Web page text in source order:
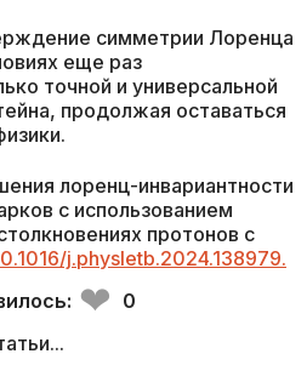
симметрии Лоренца
еще раз
точной и универсальной
продолжая оставаться
лоренц-инвариантности
с использованием
протонов с
j.physletb.2024.138979.
❤ 0